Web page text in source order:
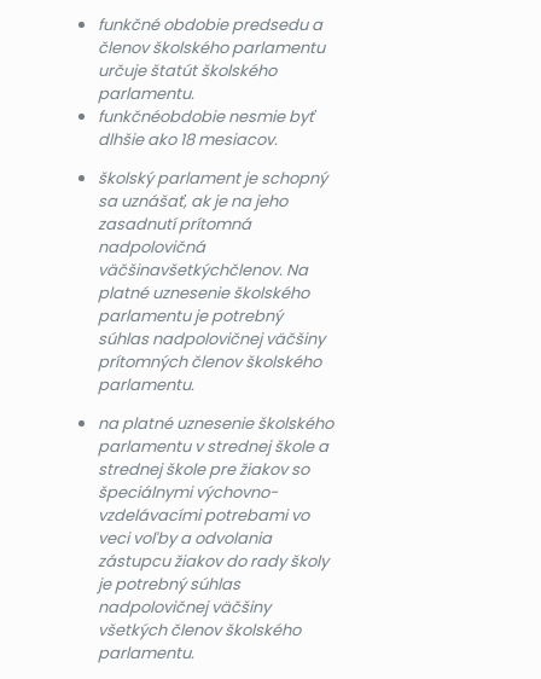
funkčné obdobie predsedu a
členov školského parlamentu
určuje štatút školského
parlamentu.
funkčnéobdobie nesmie byť
dlhšie ako 18 mesiacov.
školský parlament je schopný
sa uznášať, ak je na jeho
zasadnutí prítomná
nadpolovičná
väčšinavšetkýchčlenov. Na
platné uznesenie školského
parlamentu je potrebný
súhlas nadpolovičnej väčšiny
prítomných členov školského
parlamentu.
na platné uznesenie školského
parlamentu v strednej škole a
strednej škole pre žiakov so
špeciálnymi výchovno-
vzdelávacími potrebami vo
veci voľby a odvolania
zástupcu žiakov do rady školy
je potrebný súhlas
nadpolovičnej väčšiny
všetkých členov školského
parlamentu.